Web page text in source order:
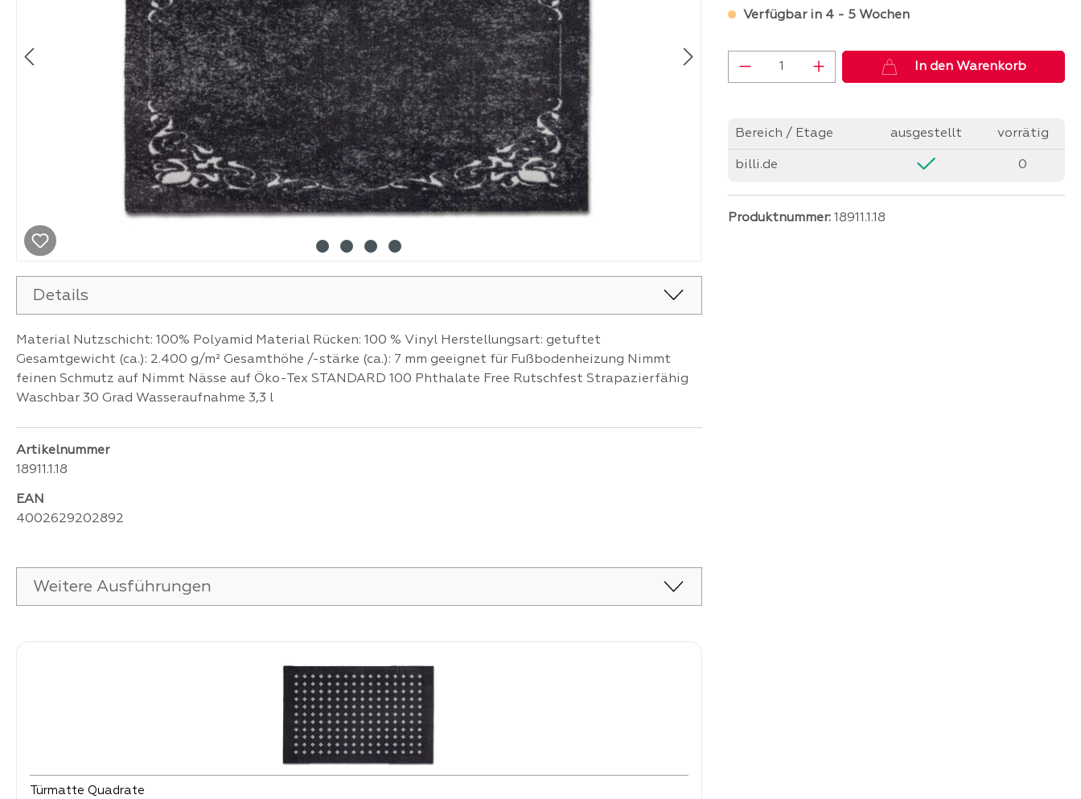
Verfügbar in 4 - 5 Wochen
Produkt Anzahl: Gib denIn den Warenkorb
Bereich / Etage ausgestellt vorrätig
billi.de 0
Produktnummer: 18911.1.18
Details
Material Nutzschicht: 100% Polyamid Material Rücken: 100 % Vinyl Herstellungsart: getuftet
Gesamtgewicht (ca.): 2.400 g/m² Gesamthöhe /-stärke (ca.): 7 mm geeignet für Fußbodenheizung Nimmt
feinen Schmutz auf Nimmt Nässe auf Öko-Tex STANDARD 100 Phthalate Free Rutschfest Strapazierfähig
Waschbar 30 Grad Wasseraufnahme 3,3 l
Artikelnummer
18911.1.18
EAN
4002629202892
Weitere Ausführungen
Türmatte Quadrate